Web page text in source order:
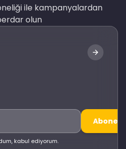
ile kampanyalardan
olun
Abone
kabul ediyorum.